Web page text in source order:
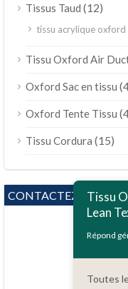
Tissus Taud (12)
tissu acrylique oxford
Tissu Oxford Air
Oxford Sac en tissu
Oxford Tente Tissu
Tissu Cordura (15)
CONTACTEZ NOUS
Tissu
Lean
Répond
Toutes